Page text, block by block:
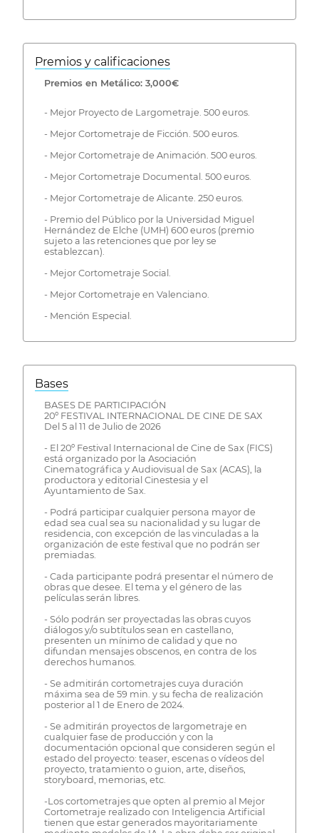
Premios y calificaciones
Premios en Metálico: 3,000€
- Mejor Proyecto de Largometraje. 500 euros.
- Mejor Cortometraje de Ficción. 500 euros.
- Mejor Cortometraje de Animación. 500 euros.
- Mejor Cortometraje Documental. 500 euros.
- Mejor Cortometraje de Alicante. 250 euros.
- Premio del Público por la Universidad Miguel
Hernández de Elche (UMH) 600 euros (premio
sujeto a las retenciones que por ley se
establezcan).
- Mejor Cortometraje Social.
- Mejor Cortometraje en Valenciano.
- Mención Especial.
Bases
BASES DE PARTICIPACIÓN
20º FESTIVAL INTERNACIONAL DE CINE DE SAX
Del 5 al 11 de Julio de 2026
- El 20º Festival Internacional de Cine de Sax (FICS)
está organizado por la Asociación
Cinematográfica y Audiovisual de Sax (ACAS), la
productora y editorial Cinestesia y el
Ayuntamiento de Sax.
- Podrá participar cualquier persona mayor de
edad sea cual sea su nacionalidad y su lugar de
residencia, con excepción de las vinculadas a la
organización de este festival que no podrán ser
premiadas.
- Cada participante podrá presentar el número de
obras que desee. El tema y el género de las
películas serán libres.
- Sólo podrán ser proyectadas las obras cuyos
diálogos y/o subtítulos sean en castellano,
presenten un mínimo de calidad y que no
difundan mensajes obscenos, en contra de los
derechos humanos.
- Se admitirán cortometrajes cuya duración
máxima sea de 59 min. y su fecha de realización
posterior al 1 de Enero de 2024.
- Se admitirán proyectos de largometraje en
cualquier fase de producción y con la
documentación opcional que consideren según el
estado del proyecto: teaser, escenas o vídeos del
proyecto, tratamiento o guion, arte, diseños,
storyboard, memorias, etc.
-Los cortometrajes que opten al premio al Mejor
Cortometraje realizado con Inteligencia Artificial
tienen que estar generados mayoritariamente